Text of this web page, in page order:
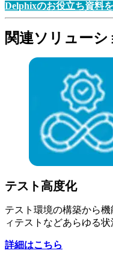
Delphixのお役立ち資料
関連ソリューシ
テスト高度化
テスト環境の構築から
ィテストなどあらゆる
詳細はこちら